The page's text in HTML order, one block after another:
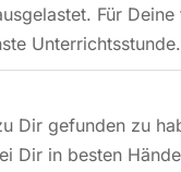
Für
Dir gefunden zu
Dir in besten